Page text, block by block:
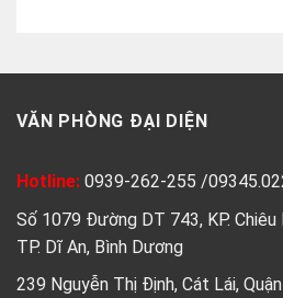
VĂN PHÒNG ĐẠI DIỆN
Hotline: 0939-262-255 /
Số 1079 Đường DT 743, KP. Chiêu
TP. Dĩ An, Bình Dương
239 Nguyễn Thị Định, Cát Lái,